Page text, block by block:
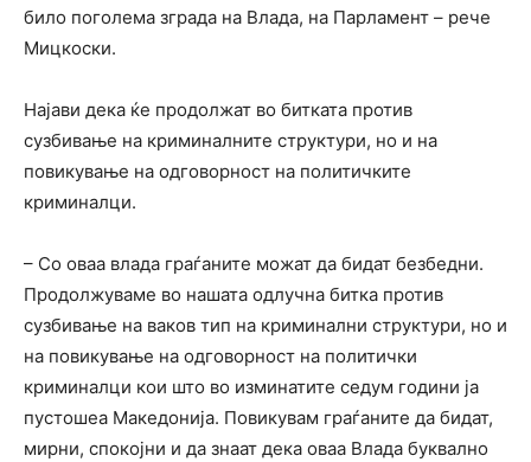
било поголема зграда на Влада, на Парламент – рече
Мицкоски.
Најави дека ќе продолжат во битката против
сузбивање на криминалните структури, но и на
повикување на одговорност на политичките
криминалци.
– Со оваа влада граѓаните можат да бидат безбедни.
Продолжуваме во нашата одлучна битка против
сузбивање на ваков тип на криминални структури, но и
на повикување на одговорност на политички
криминалци кои што во изминатите седум години ја
пустошеа Македонија. Повикувам граѓаните да бидат,
мирни, спокојни и да знаат дека оваа Влада буквално